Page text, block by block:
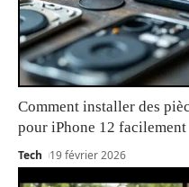
Comment installer des
pour iPhone 12 facilement
Tech 19 février 2026